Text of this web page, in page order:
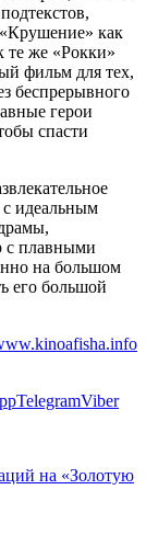
как
те же «Рокки»
фильм для тех,
беспрерывного
герои
спасти
с идеальным
с плавными
на большом
его большой
TelegramViber
на «Золотую